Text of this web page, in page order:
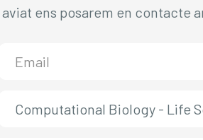
ens posarem en contacte